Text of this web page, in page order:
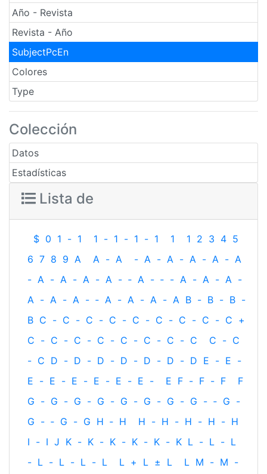
Año - Revista
Revista - Año
SubjectPcEn
Colores
Type
Colección
Datos
Estadísticas
Lista de
$ 0 1 - 1 1 - 1 - 1 - 1 1 1 2 3 4 5
6 7 8 9 A A - A - A - A - A - A - A
- A - A - A - A - ‐ A - ‐ - A - A - A -
A - A - A - ‐ A - A - A - A B - B - B -
B C - C - C - C - C - C - C - C - C +
C - C - C - C - C - C - C - C C - C
- C D - D - D - D - D - D - D E - E -
E - E - E - E - E - E - E F - F - F
F
G - G - G - G - G - G - G - G - ‐ G -
G - ‐ G - G H ‐ H H - H - H - H - H
I - I J K - K - K - K - K - K L - L - L
- L - L - L - L L + L ± L L M - M -